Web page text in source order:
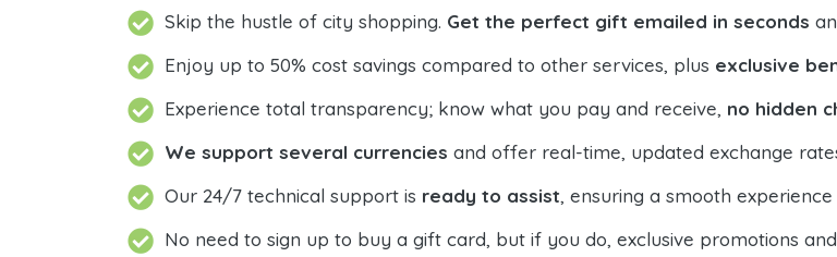
Skip the hustle of city shopping. Get the perfect gift emailed in seconds
Enjoy up to 50% cost savings compared to other services, plus exclusive
Experience total transparency; know what you pay and receive, no hidden
We support several currencies and offer real-time, updated exchange
Our 24/7 technical support is ready to assist, ensuring a smooth
No need to sign up to buy a gift card, but if you do, exclusive promotions and